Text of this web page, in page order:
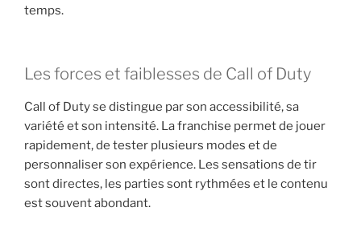
temps.
Les forces et faiblesses de Call of Duty
Call of Duty se distingue par son accessibilité, sa
variété et son intensité. La franchise permet de jouer
rapidement, de tester plusieurs modes et de
personnaliser son expérience. Les sensations de tir
sont directes, les parties sont rythmées et le contenu
est souvent abondant.